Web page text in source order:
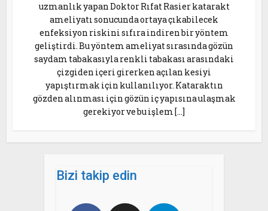
uzmanlık yapan Doktor Rıfat Rasier katarakt
ameliyatı sonucunda ortaya çıkabilecek
enfeksiyon riskini sıfıra indiren bir yöntem
geliştirdi. Bu yöntem ameliyat sırasında gözün
saydam tabakasıyla renkli tabakası arasındaki
çizgiden içeri girerken açılan kesiyi
yapıştırmak için kullanılıyor. Kataraktın
gözden alınması için gözün iç yapısına ulaşmak
gerekiyor ve bu işlem […]
Bizi takip edin